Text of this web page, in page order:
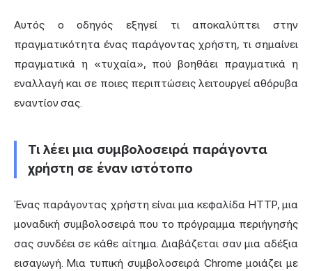
Αυτός ο οδηγός εξηγεί τι αποκαλύπτει στην
πραγματικότητα ένας παράγοντας χρήστη, τι σημαίνει
πραγματικά η «τυχαία», πού βοηθάει πραγματικά η
εναλλαγή και σε ποιες περιπτώσεις λειτουργεί αθόρυβα
εναντίον σας.
Τι λέει μια συμβολοσειρά παράγοντα
χρήστη σε έναν ιστότοπο
Ένας παράγοντας χρήστη είναι μια κεφαλίδα HTTP, μια
μοναδική συμβολοσειρά που το πρόγραμμα περιήγησής
σας συνδέει σε κάθε αίτημα. Διαβάζεται σαν μια αδέξια
εισαγωγή. Μια τυπική συμβολοσειρά Chrome μοιάζει με